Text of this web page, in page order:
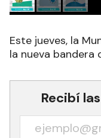
Este jueves, la
la nueva bandera
Recibí